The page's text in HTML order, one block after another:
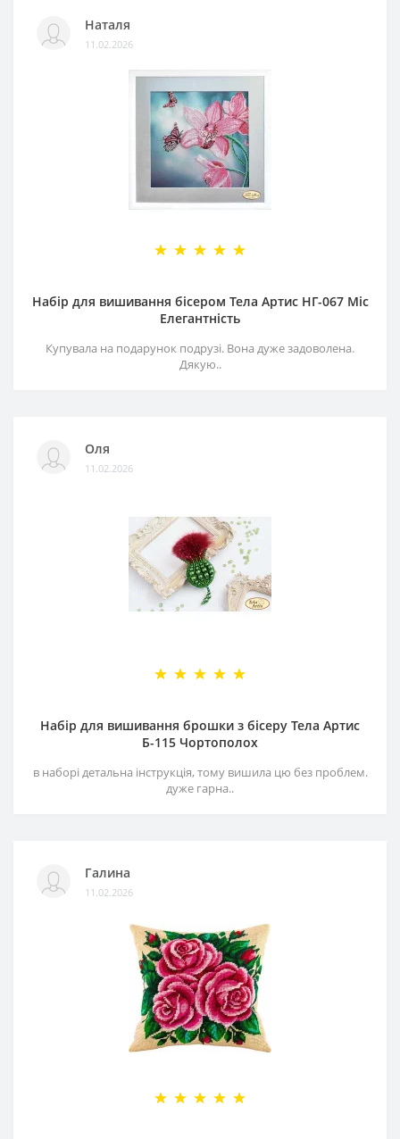
Наталя
11.02.2026
Набір для вишивання бісером Тела Артис НГ-067 Міс
Елегантність
Купувала на подарунок подрузі. Вона дуже задоволена.
Дякую..
Оля
11.02.2026
Набір для вишивання брошки з бісеру Тела Артис
Б-115 Чортополох
в наборі детальна інструкція, тому вишила цю без проблем.
дуже гарна..
Галина
11.02.2026